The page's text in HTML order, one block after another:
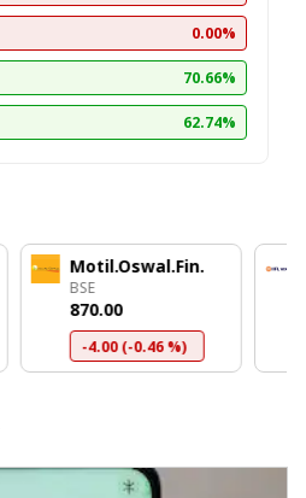
0.00%
70.66%
62.74%
Motil.Oswal.Fin.
BSE
₹870.00
-4.00 (-0.46 %)